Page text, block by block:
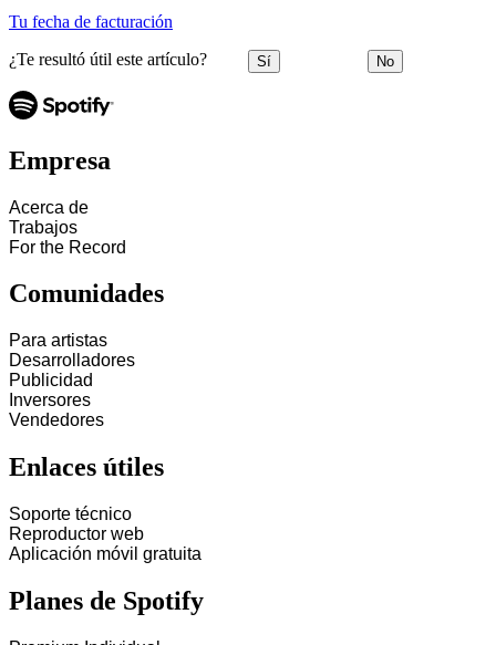
Tu fecha de facturación
¿Te resultó útil este artículo? Sí No
Empresa
Acerca de
Trabajos
For the Record
Comunidades
Para artistas
Desarrolladores
Publicidad
Inversores
Vendedores
Enlaces útiles
Soporte técnico
Reproductor web
Aplicación móvil gratuita
Planes de Spotify